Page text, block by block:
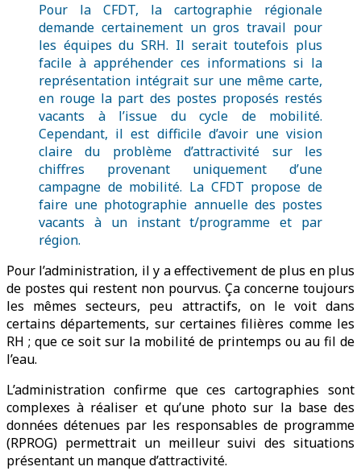
Pour la CFDT, la cartographie régionale
demande certainement un gros travail pour
les équipes du SRH. Il serait toutefois plus
facile à appréhender ces informations si la
représentation intégrait sur une même carte,
en rouge la part des postes proposés restés
vacants à l’issue du cycle de mobilité.
Cependant, il est difficile d’avoir une vision
claire du problème d’attractivité sur les
chiffres provenant uniquement d’une
campagne de mobilité. La CFDT propose de
faire une photographie annuelle des postes
vacants à un instant t/programme et par
région.
Pour l’administration, il y a effectivement de plus en plus
de postes qui restent non pourvus. Ça concerne toujours
les mêmes secteurs, peu attractifs, on le voit dans
certains départements, sur certaines filières comme les
RH ; que ce soit sur la mobilité de printemps ou au fil de
l’eau.
L’administration confirme que ces cartographies sont
complexes à réaliser et qu’une photo sur la base des
données détenues par les responsables de programme
(RPROG) permettrait un meilleur suivi des situations
présentant un manque d’attractivité.